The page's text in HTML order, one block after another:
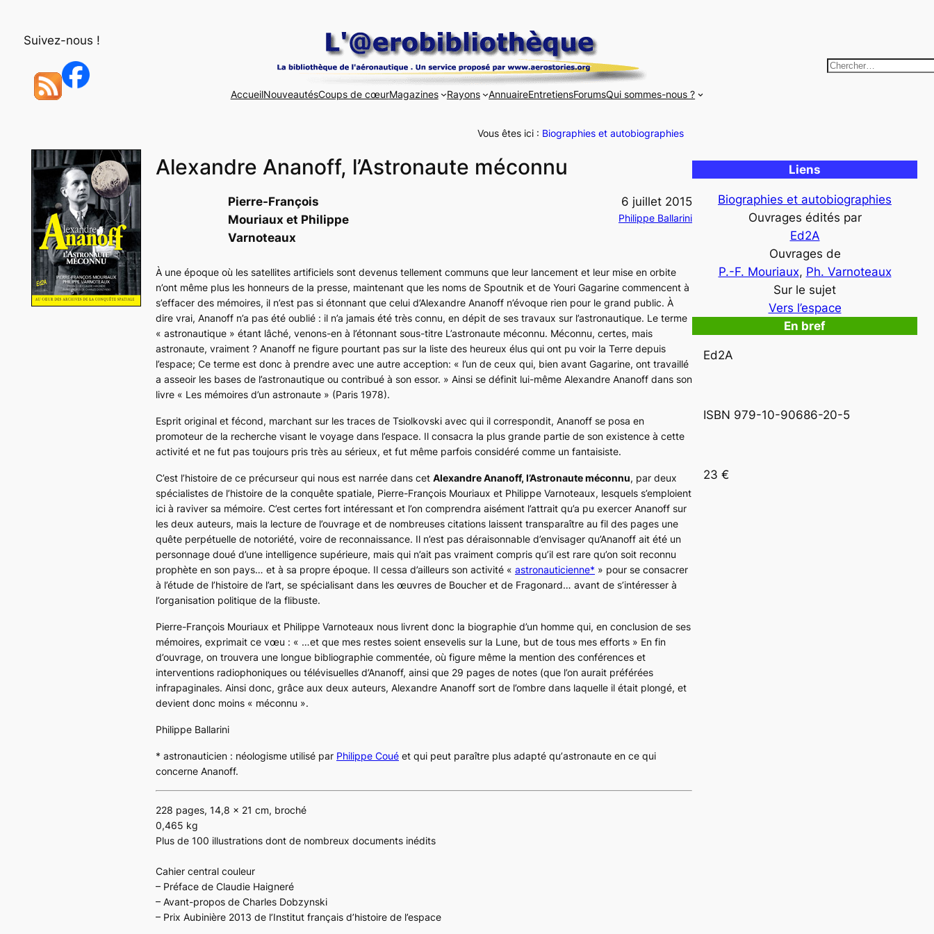
Suivez-nous !
AccueilNouveautésCoups de cœurMagazines Rayons AnnuaireEntretiensForumsQui sommes-nous ?
R
r
c
h
Vous êtes ici : Biographies et autobiographies
Alexandre Ananoff, l’Astronaute méconnu
Pierre-François
Mouriaux et Philippe
Varnoteaux
6 juillet 2015
Philippe Ballarini
À une époque où les satellites artificiels sont devenus tellement communs que leur lancement et leur mise en orbite
n’ont même plus les honneurs de la presse, maintenant que les noms de Spoutnik et de Youri Gagarine commencent à
s’effacer des mémoires, il n’est pas si étonnant que celui d’Alexandre Ananoff n’évoque rien pour le grand public. À
dire vrai, Ananoff n’a pas été oublié : il n’a jamais été très connu, en dépit de ses travaux sur l’astronautique. Le terme
« astronautique » étant lâché, venons-en à l’étonnant sous-titre L’astronaute méconnu. Méconnu, certes, mais
astronaute, vraiment ? Ananoff ne figure pourtant pas sur la liste des heureux élus qui ont pu voir la Terre depuis
l’espace; Ce terme est donc à prendre avec une autre acception: « l’un de ceux qui, bien avant Gagarine, ont travaillé
a asseoir les bases de l’astronautique ou contribué à son essor. » Ainsi se définit lui-même Alexandre Ananoff dans son
livre « Les mémoires d’un astronaute » (Paris 1978).
Esprit original et fécond, marchant sur les traces de Tsiolkovski avec qui il correspondit, Ananoff se posa en
promoteur de la recherche visant le voyage dans l’espace. Il consacra la plus grande partie de son existence à cette
activité et ne fut pas toujours pris très au sérieux, et fut même parfois considéré comme un fantaisiste.
C’est l’histoire de ce précurseur qui nous est narrée dans cet Alexandre Ananoff, l’Astronaute méconnu, par deux
spécialistes de l’histoire de la conquête spatiale, Pierre-François Mouriaux et Philippe Varnoteaux, lesquels s’emploient
ici à raviver sa mémoire. C’est certes fort intéressant et l’on comprendra aisément l’attrait qu’a pu exercer Ananoff sur
les deux auteurs, mais la lecture de l’ouvrage et de nombreuses citations laissent transparaître au fil des pages une
quête perpétuelle de notoriété, voire de reconnaissance. Il n’est pas déraisonnable d’envisager qu’Ananoff ait été un
personnage doué d’une intelligence supérieure, mais qui n’ait pas vraiment compris qu’il est rare qu’on soit reconnu
prophète en son pays… et à sa propre époque. Il cessa d’ailleurs son activité « astronauticienne* » pour se consacrer
à l’étude de l’histoire de l’art, se spécialisant dans les œuvres de Boucher et de Fragonard… avant de s’intéresser à
l’organisation politique de la flibuste.
Pierre-François Mouriaux et Philippe Varnoteaux nous livrent donc la biographie d’un homme qui, en conclusion de ses
mémoires, exprimait ce vœu : « …et que mes restes soient ensevelis sur la Lune, but de tous mes efforts » En fin
d’ouvrage, on trouvera une longue bibliographie commentée, où figure même la mention des conférences et
interventions radiophoniques ou télévisuelles d’Ananoff, ainsi que 29 pages de notes (que l’on aurait préférées
infrapaginales. Ainsi donc, grâce aux deux auteurs, Alexandre Ananoff sort de l’ombre dans laquelle il était plongé, et
devient donc moins « méconnu ».
Philippe Ballarini
* astronauticien : néologisme utilisé par Philippe Coué et qui peut paraître plus adapté qu’astronaute en ce qui
concerne Ananoff.
228 pages, 14,8 x 21 cm, broché
0,465 kg
Plus de 100 illustrations dont de nombreux documents inédits
Cahier central couleur
– Préface de Claudie Haigneré
– Avant-propos de Charles Dobzynski
– Prix Aubinière 2013 de l’Institut français d’histoire de l’espace
Liens
Biographies et autobiographies
Ouvrages édités par
Ed2A
Ouvrages de
P.-F. Mouriaux, Ph. Varnoteaux
Sur le sujet
Vers l’espace
En bref
Ed2A
ISBN 979-10-90686-20-5
23 €